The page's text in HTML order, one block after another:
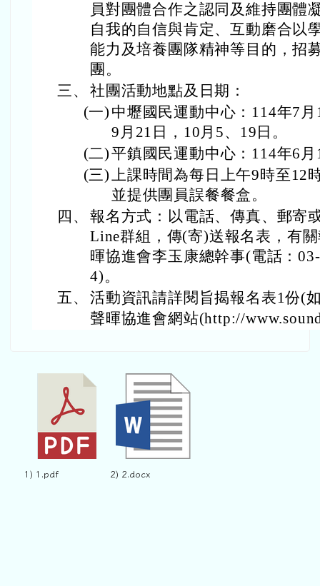
員對團體合作之認同及維持團體
自我的自信與肯定、互動磨合以
能力及培養團隊精神等目的，招
團。
三、 社團活動地點及日期：
(一) 中壢國民運動中心：114年7
9月21日，10月5、19日。
(二)平鎮國民運動中心：114年6
(三)上課時間為每日上午9時至12
並提供團員誤餐餐盒。
四、 報名方式：以電話、傳真、郵寄
Line群組，傳(寄)送報名表，有
暉協進會李玉康總幹事(電話：
4)。
五、 活動資訊請詳閱旨揭報名表1份(
聲暉協進會網站(http://
1) 1.pdf 2) 2.docx